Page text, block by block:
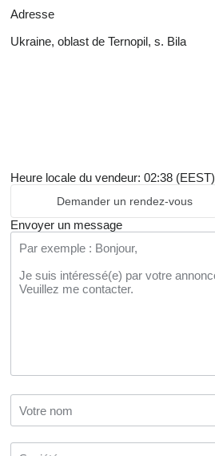
Adresse
Ukraine, oblast de Ternopil, s. Bila
Heure locale du vendeur: 02:38 (EEST)
Demander un rendez-vous
Envoyer un message